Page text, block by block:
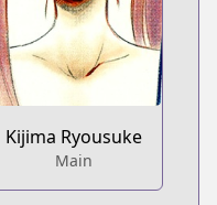
Kijima Ryousuke
Main